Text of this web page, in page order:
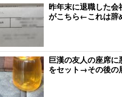
昨年末に退職した
がこちら←これは辞
巨漢の友人の座席
をセット→その後の